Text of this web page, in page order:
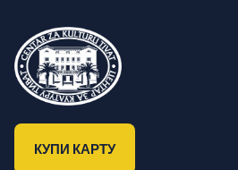
КУПИ КАРТУ